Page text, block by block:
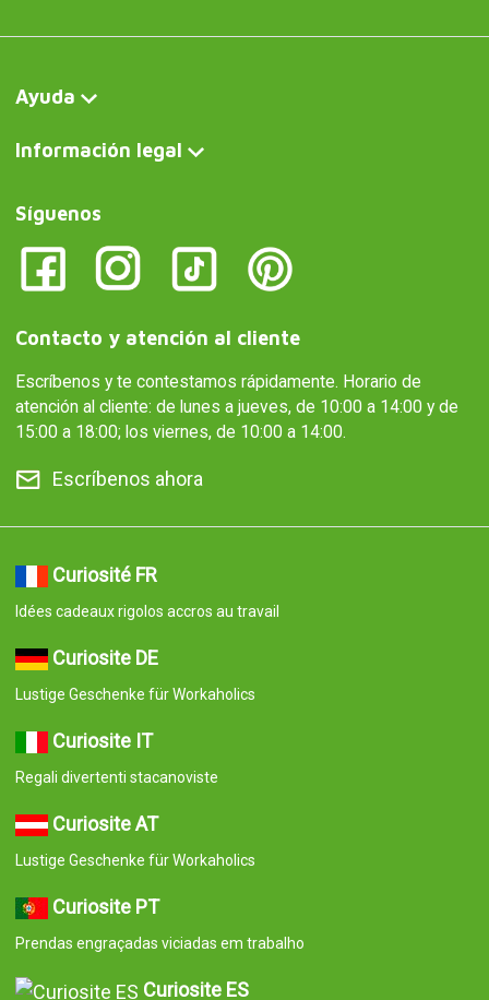
Ayuda
Información legal
Síguenos
Contacto y atención al cliente
Escríbenos y te contestamos rápidamente. Horario de
atención al cliente: de lunes a jueves, de 10:00 a 14:00 y de
15:00 a 18:00; los viernes, de 10:00 a 14:00.
Escríbenos ahora
Curiosité FR
Idées cadeaux rigolos accros au travail
Curiosite DE
Lustige Geschenke für Workaholics
Curiosite IT
Regali divertenti stacanoviste
Curiosite AT
Lustige Geschenke für Workaholics
Curiosite PT
Prendas engraçadas viciadas em trabalho
Curiosite ES